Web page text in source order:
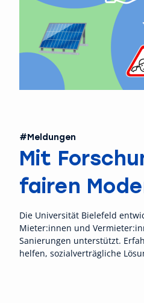
#Meldungen
Mit
fairen
Die Universität Bielefeld
Mieter:innen und
Sanierungen unterstützt.
helfen, sozialverträgliche